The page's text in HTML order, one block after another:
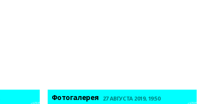
Фотогалерея 27 АВГУСТА 2019, 19:50